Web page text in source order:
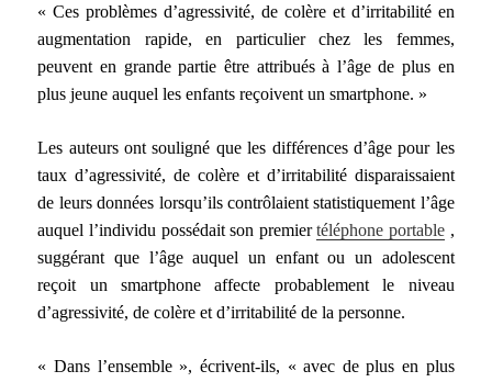
« Ces problèmes d’agressivité, de colère et d’irritabilité en
augmentation rapide, en particulier chez les femmes,
peuvent en grande partie être attribués à l’âge de plus en
plus jeune auquel les enfants reçoivent un smartphone. »
Les auteurs ont souligné que les différences d’âge pour les
taux d’agressivité, de colère et d’irritabilité disparaissaient
de leurs données lorsqu’ils contrôlaient statistiquement l’âge
auquel l’individu possédait son premiertéléphone portable,
suggérant que l’âge auquel un enfant ou un adolescent
reçoit un smartphone affecte probablement le niveau
d’agressivité, de colère et d’irritabilité de la personne.
« Dans l’ensemble », écrivent-ils, « avec de plus en plus